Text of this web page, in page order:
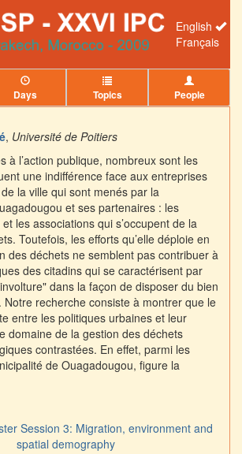
English
Français
Days Topics People
, Université de Poitiers
à l’action publique, nombreux sont les
une indifférence face aux entreprises
la ville qui sont menés par la
et ses partenaires : les
les associations qui s’occupent de la
Toutefois, les efforts qu’elle déploie en
des déchets ne semblent pas contribuer à
des citadins qui se caractérisent par
dans la façon de disposer du bien
Notre recherche consiste à montrer que le
entre les politiques urbaines et leur
domaine de la gestion des déchets
contrastées. En effet, parmi les
de Ouagadougou, figure la
Session 3: Migration, environment and
spatial demography